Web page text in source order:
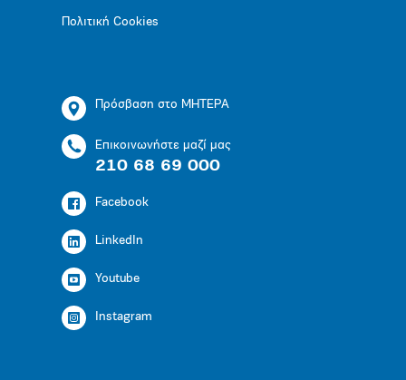
Πολιτική Cookies
Πρόσβαση στο ΜΗΤΕΡΑ
Επικοινωνήστε μαζί μας
210 68 69 000
Facebook
LinkedIn
Youtube
Instagram